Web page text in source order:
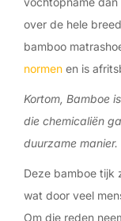
over de hele
bamboo
normen en is
Kortom, Bamboe
die chemicaliën
duurzame manier.
Deze bamboe tijk
wat door veel
Om die reden